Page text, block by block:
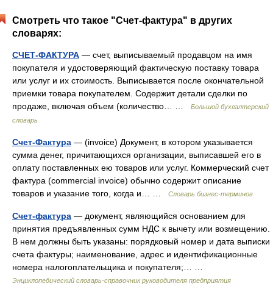
Смотреть что такое "Счет-фактура" в других
словарях:
СЧЕТ-ФАКТУРА — счет, выписываемый продавцом на имя
покупателя и удостоверяющий фактическую поставку товара
или услуг и их стоимость. Выписывается после окончательной
приемки товара покупателем. Содержит детали сделки по
продаже, включая объем (количество… …
Большой бухгалтерский
словарь
Счет-Фактура — (invoice) Документ, в котором указывается
сумма денег, причитающихся организации, выписавшей его в
оплату поставленных ею товаров или услуг. Коммерческий счет
фактура (commerсial invoice) обычно содержит описание
товаров и указание того, когда и… …
Словарь бизнес-терминов
Счет-фактура — документ, являющийся основанием для
принятия предъявленных сумм НДС к вычету или возмещению.
В нем должны быть указаны: порядковый номер и дата выписки
счета фактуры; наименование, адрес и идентификационные
номера налогоплательщика и покупателя;… …
Энциклопедический словарь-справочник руководителя предприятия